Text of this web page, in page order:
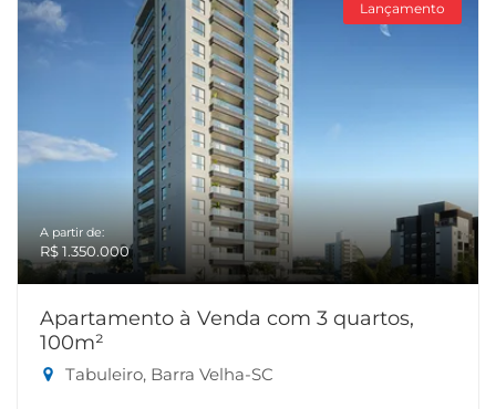
Lançamento
A partir de:
R$ 1.350.000
Apartamento à Venda com 3 quartos,
100m²
Tabuleiro, Barra Velha-SC